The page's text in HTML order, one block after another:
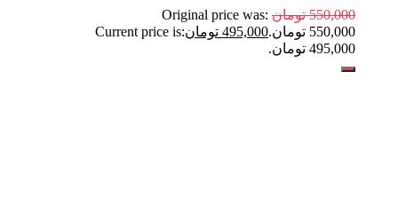
550,000 تومان Original price was:
550,000 تومان.
495,000 تومانCurrent price is:
495,000 تومان.